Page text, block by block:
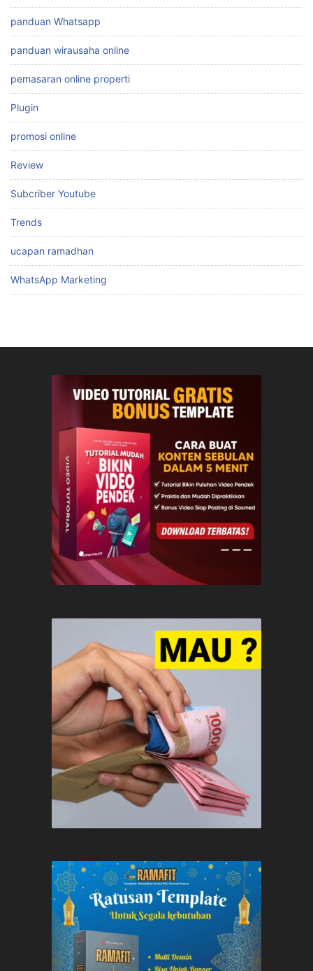
panduan Whatsapp
panduan wirausaha online
pemasaran online properti
Plugin
promosi online
Review
Subcriber Youtube
Trends
ucapan ramadhan
WhatsApp Marketing